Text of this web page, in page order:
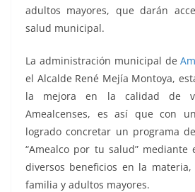
adultos mayores, que darán
salud municipal.
La administración municipal de
el Alcalde René Mejía Montoya,
la mejora en la calidad de
Amealcenses, es así que con
logrado concretar un programa
“Amealco por tu salud” mediante
diversos beneficios en la
familia y adultos mayores.